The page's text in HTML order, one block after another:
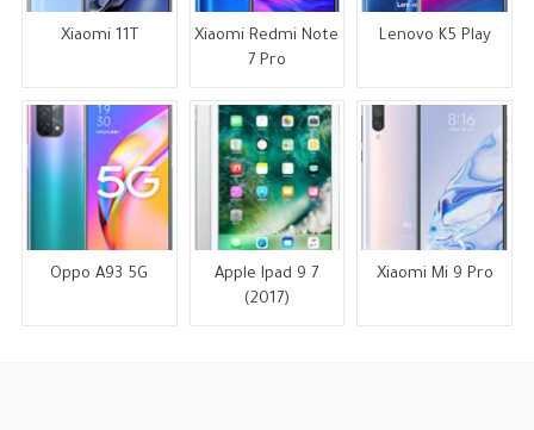
Xiaomi 11T
Xiaomi Redmi Note
7 Pro
Lenovo K5 Play
Oppo A93 5G
Apple Ipad 9 7
(2017)
Xiaomi Mi 9 Pro